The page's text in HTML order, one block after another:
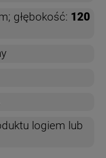
głębokość: 120
logiem lub